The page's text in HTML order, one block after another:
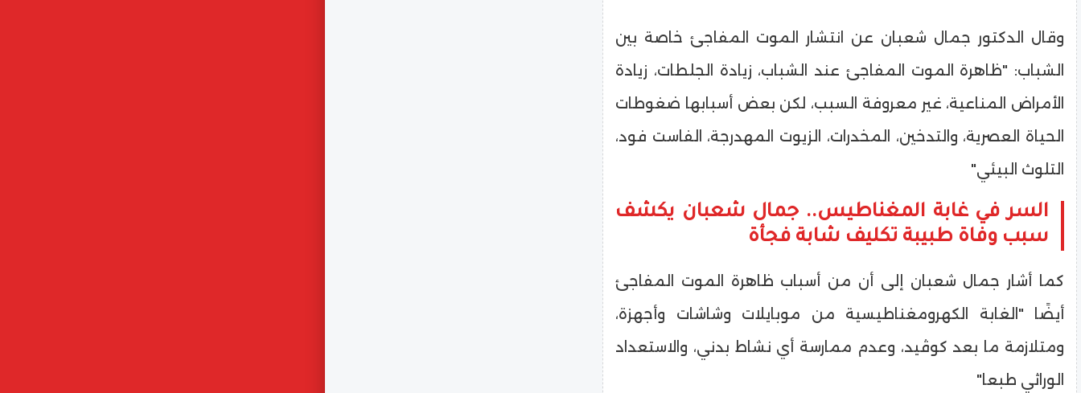
وقال الدكتور جمال شعبان عن انتشار الموت المفاجئ خاصة بين
الشباب: "ظاهرة الموت المفاجئ عند الشباب، زيادة الجلطات، زيادة
الأمراض المناعية، غير معروفة السبب، لكن بعض أسبابها ضغوطات
الحياة العصرية، والتدخين، المخدرات، الزيوت المهدرجة، الفاست فود،
التلوث البيئي"
السر في غابة المغناطيس.. جمال شعبان يكشف
سبب وفاة طبيبة تكليف شابة فجأة
كما أشار جمال شعبان إلى أن من أسباب ظاهرة الموت المفاجئ
أيضًا "الغابة الكهرومغناطيسية من موبايلات وشاشات وأجهزة،
ومتلازمة ما بعد كوڤيد، وعدم ممارسة أي نشاط بدني، والاستعداد
الوراثي طبعا"